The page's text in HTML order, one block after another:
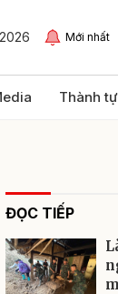
Mới nhất
Thành
ĐỌC TIẾP